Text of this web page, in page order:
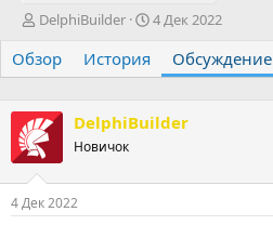
А
т
о
т
е
м
ы
DelphiBuilder
Д
а
а
4 Дек 2022
Обзор История Обсуждение
DelphiBuilder
Новичок
4 Дек 2022